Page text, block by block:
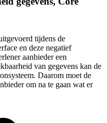
tijdens de
en deze negatief
aanbieder een
van gegevens kan de
Daarom moet de
om na te gaan wat er